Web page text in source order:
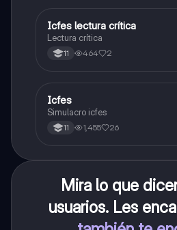
Lengua Castellana
Icfes lectura crítica
Lectura crítica
11 464 2
ICFES: Sociales y Ciudadanas
Icfes
Simulacro icfes
11 1,455 26
Mira lo que
usuarios. Les